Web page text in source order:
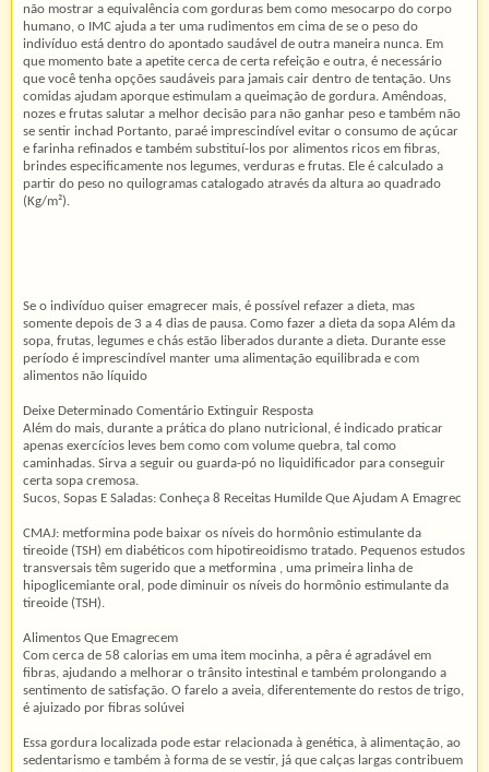
não mostrar a equivalência com gorduras bem como mesocarpo do corpo
humano, o IMC ajuda a ter uma rudimentos em cima de se o peso do
indivíduo está dentro do apontado saudável de outra maneira nunca. Em
que momento bate a apetite cerca de certa refeição e outra, é necessário
que você tenha opções saudáveis ​​para jamais cair dentro de tentação. Uns
comidas ajudam aporque estimulam a queimação de gordura. Amêndoas,
nozes e frutas salutar a melhor decisão para não ganhar peso e também não
se sentir inchad Portanto, paraé imprescindível evitar o consumo de açúcar
e farinha refinados e também substituí-los por alimentos ricos em fibras,
brindes especificamente nos legumes, verduras e frutas. Ele é calculado a
partir do peso no quilogramas catalogado através da altura ao quadrado
(Kg/m²).
Se o indivíduo quiser emagrecer mais, é possível refazer a dieta, mas
somente depois de 3 a 4 dias de pausa. Como fazer a dieta da sopa Além da
sopa, frutas, legumes e chás estão liberados durante a dieta. Durante esse
período é imprescindível manter uma alimentação equilibrada e com
alimentos não líquido
Deixe Determinado Comentário Extinguir Resposta
Além do mais, durante a prática do plano nutricional, é indicado praticar
apenas exercícios leves bem como com volume quebra, tal como
caminhadas. Sirva a seguir ou guarda-pó no liquidificador para conseguir
certa sopa cremosa.
Sucos, Sopas E Saladas: Conheça 8 Receitas Humilde Que Ajudam A Emagrec
CMAJ: metformina pode baixar os níveis do hormônio estimulante da
tireoide (TSH) em diabéticos com hipotireoidismo tratado. Pequenos estudos
transversais têm sugerido que a metformina , uma primeira linha de
hipoglicemiante oral, pode diminuir os níveis do hormônio estimulante da
tireoide (TSH).
Alimentos Que Emagrecem
Com cerca de 58 calorias em uma item mocinha, a pêra é agradável em
fibras, ajudando a melhorar o trânsito intestinal e também prolongando a
sentimento de satisfação. O farelo a aveia, diferentemente do restos de trigo,
é ajuizado por fibras solúvei
Essa gordura localizada pode estar relacionada à genética, à alimentação, ao
sedentarismo e também à forma de se vestir, já que calças largas contribuem